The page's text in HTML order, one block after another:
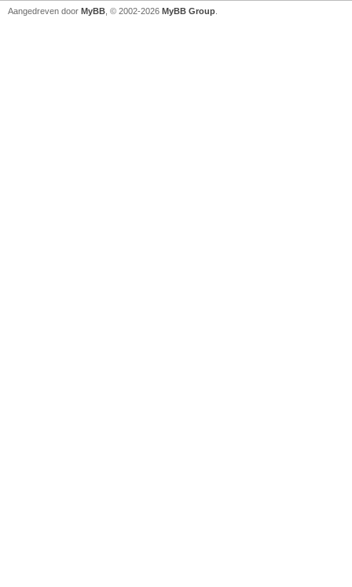
Aangedreven door MyBB , © 2002-2026 MyBB Group